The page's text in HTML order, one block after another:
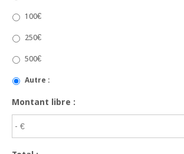
100€
250€
500€
Autre :
Montant libre :